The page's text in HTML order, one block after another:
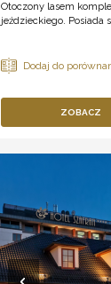
Otoczony lasem
jeździeckiego. Posiada
ZOBACZ